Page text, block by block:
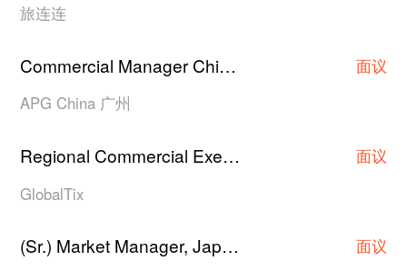
旅连连
Commercial Manager China
面议
APG China 广州
Regional Commercial Executive/Asst Manager/Manager
面议
GlobalTix
(Sr.) Market Manager, Japan Hotel Contracting ·
面议